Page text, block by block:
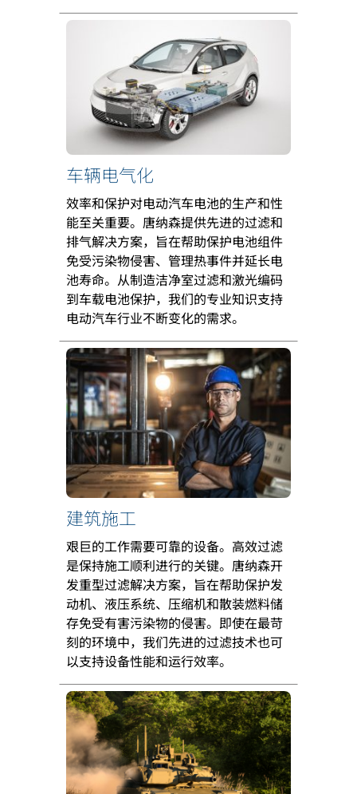
车辆电气化
效率和保护对电动汽车电池的生产和性
能至关重要。唐纳森提供先进的过滤和
排气解决方案，旨在帮助保护电池组件
免受污染物侵害、管理热事件并延长电
池寿命。从制造洁净室过滤和激光编码
到车载电池保护，我们的专业知识支持
电动汽车行业不断变化的需求。
建筑施工
艰巨的工作需要可靠的设备。高效过滤
是保持施工顺利进行的关键。唐纳森开
发重型过滤解决方案，旨在帮助保护发
动机、液压系统、压缩机和散装燃料储
存免受有害污染物的侵害。即使在最苛
刻的环境中，我们先进的过滤技术也可
以支持设备性能和运行效率。